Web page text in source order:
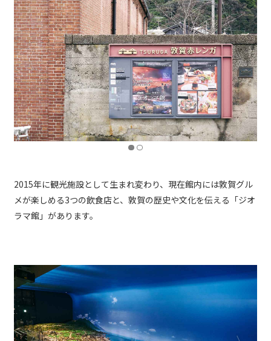
2015年に観光施設として生まれ変わり、現在館内には敦賀グル
メが楽しめる3つの飲食店と、敦賀の歴史や文化を伝える「ジオ
ラマ館」があります。